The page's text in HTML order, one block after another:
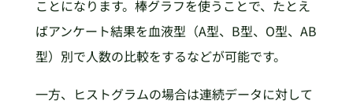
ことになります。棒グラフを使うことで、たとえ
ばアンケート結果を血液型（A型、B型、O型、AB
型）別で人数の比較をするなどが可能です。
一方、ヒストグラムの場合は連続データに対して